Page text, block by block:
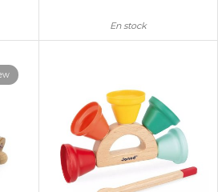
En stock